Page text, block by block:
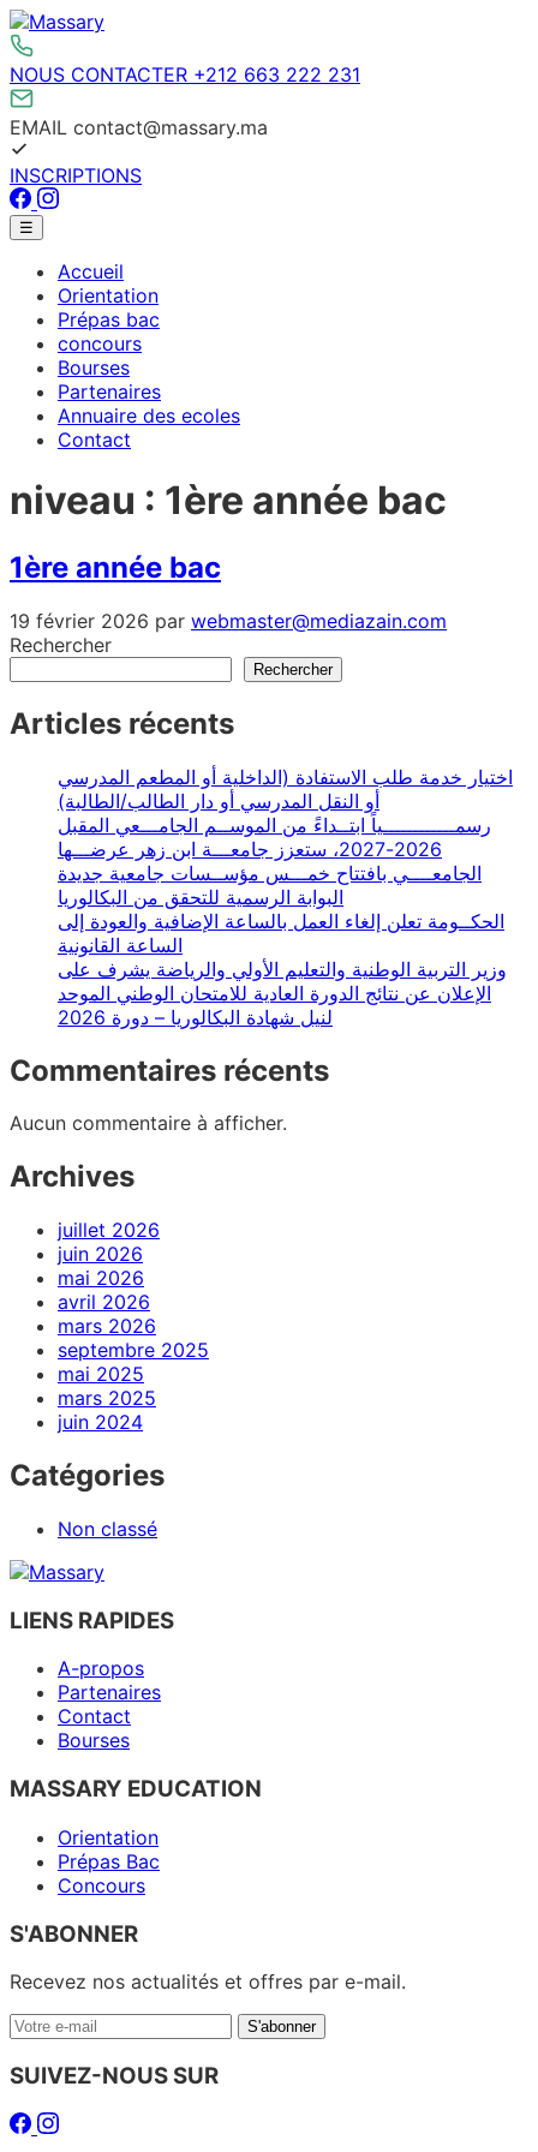
Aller
au
contenu
NOUS CONTACTER +212 663 222 231
EMAIL contact@massary.ma
INSCRIPTIONS
Facebook
Instagram
Menu
principal
☰
Accueil
Orientation
Prépas bac
concours
Bourses
Partenaires
Annuaire des ecoles
Contact
niveau : 1ère année bac
1ère année bac
19 février 2026 par webmaster@mediazain.com
Rechercher
Rechercher
Articles récents
اختيار خدمة طلب الاستفادة (الداخلية أو المطعم المدرسي
أو النقل المدرسي أو دار الطالب/الطالبة)
رسمــــــــــــياً ابتــداءً من الموســم الجامـــعي المقبل
2026-2027، ستعزز جامعـــة ابن زهر عرضـــها
الجامعــــي بافتتاح خمـــس مؤســسات جامعية جديدة
البوابة الرسمية للتحقق من البكالوريا
الحكــومة تعلن إلغاء العمل بالساعة الإضافية والعودة إلى
الساعة القانونية
وزير التربية الوطنية والتعليم الأولي والرياضة يشرف على
الإعلان عن نتائج الدورة العادية للامتحان الوطني الموحد
لنيل شهادة البكالوريا – دورة 2026
Commentaires récents
Aucun commentaire à afficher.
Archives
juillet 2026
juin 2026
mai 2026
avril 2026
mars 2026
septembre 2025
mai 2025
mars 2025
juin 2024
Catégories
Non classé
LIENS RAPIDES
A-propos
Partenaires
Contact
Bourses
MASSARY EDUCATION
Orientation
Prépas Bac
Concours
S'ABONNER
Recevez nos actualités et offres par e-mail.
Votre
mail
S'abonner
SUIVEZ-NOUS SUR
Facebook
Instagram